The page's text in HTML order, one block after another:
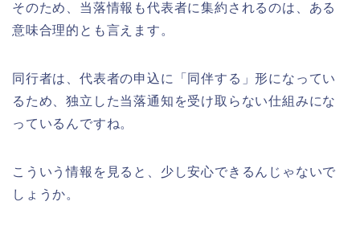
そのため、当落情報も代表者に集約されるのは、ある
意味合理的とも言えます。
同行者は、代表者の申込に「同伴する」形になってい
るため、独立した当落通知を受け取らない仕組みにな
っているんですね。
こういう情報を見ると、少し安心できるんじゃないで
しょうか。